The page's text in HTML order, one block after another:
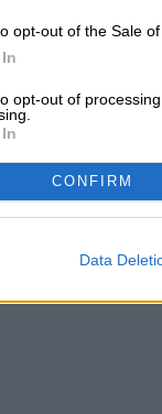
opt-out of the Sale
opt-out of
CONFIRM
Data